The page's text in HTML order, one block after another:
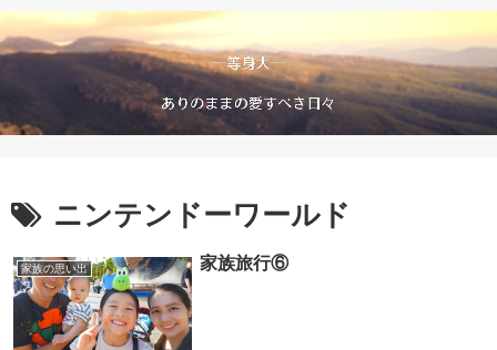
ニンテンドーワールド
家族の思い出 家族旅行⑥